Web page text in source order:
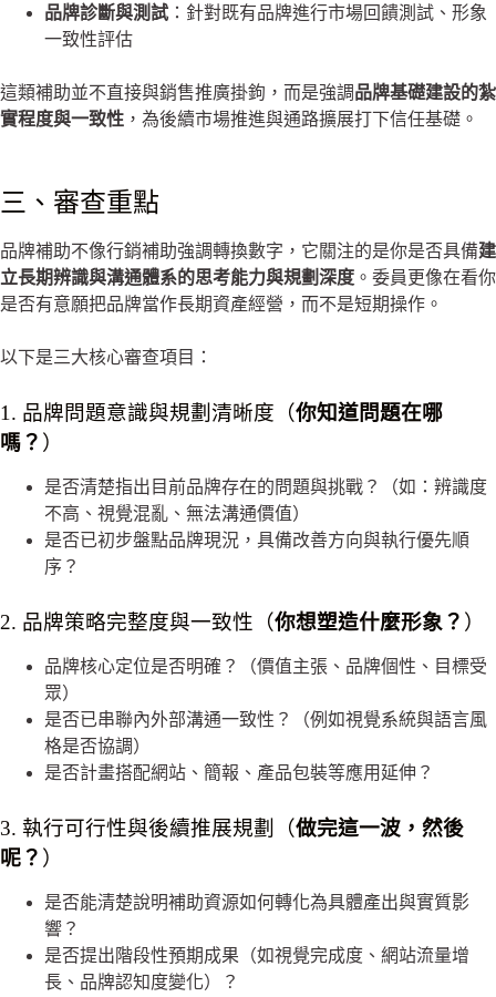
品牌診斷與測試 ：針對既有品牌進行市場回饋測試、形象
一致性評估
這類補助並不直接與銷售推廣掛鉤，而是強調品牌基礎建設的紮
實程度與一致性 ，為後續市場推進與通路擴展打下信任基礎。
三、審查重點
品牌補助不像行銷補助強調轉換數字，它關注的是你是否具備建
立長期辨識與溝通體系的思考能力與規劃深度 。委員更像在看你
是否有意願把品牌當作長期資產經營，而不是短期操作。
以下是三大核心審查項目：
1. 品牌問題意識與規劃清晰度（你知道問題在哪
嗎？ ）
是否清楚指出目前品牌存在的問題與挑戰？（如：辨識度
不高、視覺混亂、無法溝通價值）
是否已初步盤點品牌現況，具備改善方向與執行優先順
序？
2. 品牌策略完整度與一致性（你想塑造什麼形象？ ）
品牌核心定位是否明確？（價值主張、品牌個性、目標受
眾）
是否已串聯內外部溝通一致性？（例如視覺系統與語言風
格是否協調）
是否計畫搭配網站、簡報、產品包裝等應用延伸？
3. 執行可行性與後續推展規劃（做完這一波，然後
呢？ ）
是否能清楚說明補助資源如何轉化為具體產出與實質影
響？
是否提出階段性預期成果（如視覺完成度、網站流量增
長、品牌認知度變化）？